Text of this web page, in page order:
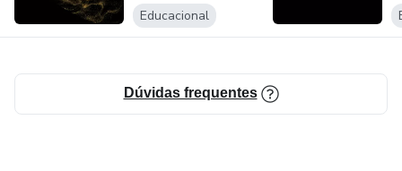
Educacional
Dúvidas frequentes